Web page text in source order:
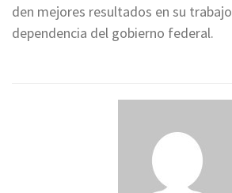
den mejores resultados en su
dependencia del gobierno federal.